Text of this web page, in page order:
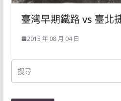
臺灣早期鐵路 vs 臺北
2015 年 08 月 04 日